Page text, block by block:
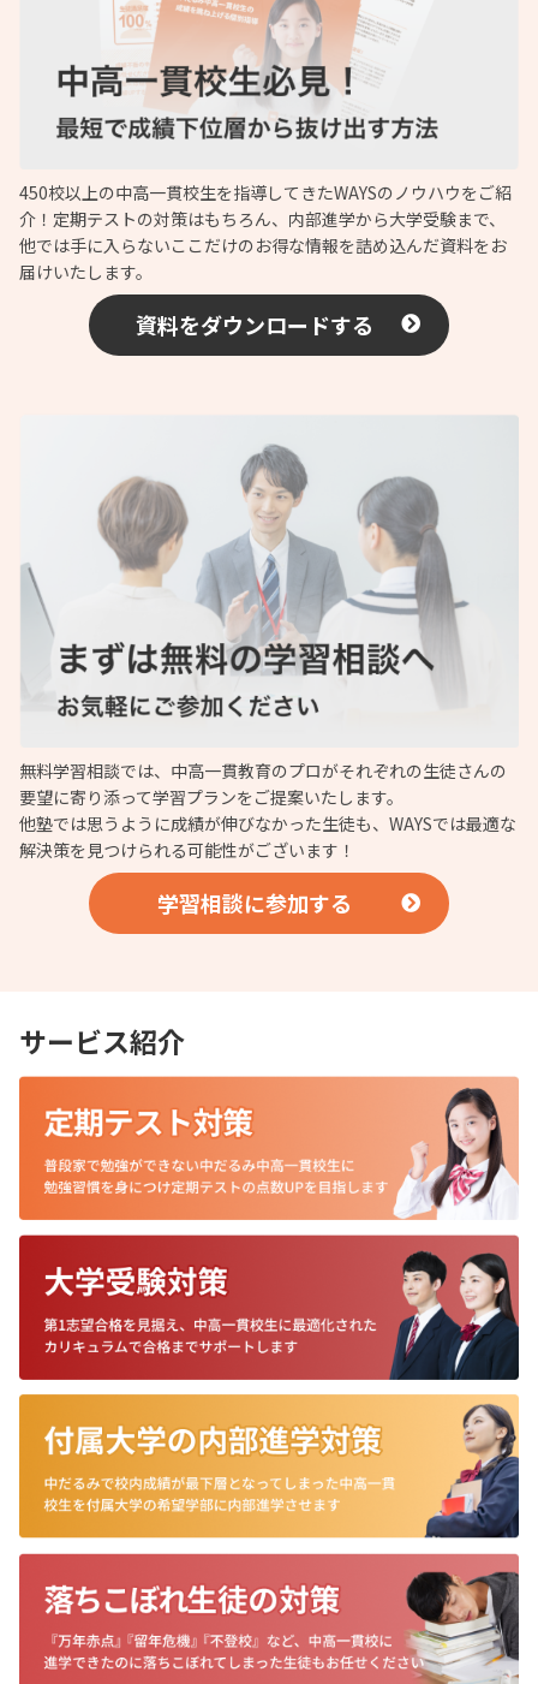
450校以上の中高一貫校生を指導してきたWAYSのノウハウをご紹
介！定期テストの対策はもちろん、内部進学から大学受験まで、
他では手に入らないここだけのお得な情報を詰め込んだ資料をお
届けいたします。
資料をダウンロードする
無料学習相談では、中高一貫教育のプロがそれぞれの生徒さんの
要望に寄り添って学習プランをご提案いたします。
他塾では思うように成績が伸びなかった生徒も、WAYSでは最適な
解決策を見つけられる可能性がございます！
学習相談に参加する
サービス紹介